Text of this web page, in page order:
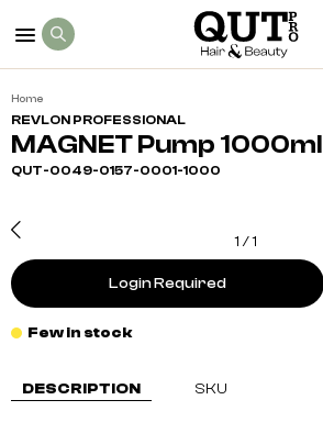
Home
REVLON PROFESSIONAL
MAGNET Pump 1000ml
QUT-0049-0157-0001-1000
1 /1
Login Required
Few in stock
DESCRIPTION SKU